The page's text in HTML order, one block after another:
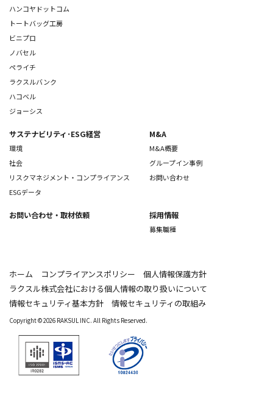
ハンコヤドットコム
トートバッグ工房
ビニプロ
ノバセル
ペライチ
ラクスルバンク
ハコベル
ジョーシス
サステナビリティ･ESG経営
環境
社会
リスクマネジメント・コンプライアンス
ESGデータ
M&A
M&A概要
グループイン事例
お問い合わせ
お問い合わせ ・取材依頼 採用情報
募集職種
ホーム コンプライアンスポリシー
個人情報保護方針
ラクスル株式会社における個人情報の取り扱いについて
情報セキュリティ基本方針
情報セキュリティの取組み
Copyright © 2026 RAKSUL INC. All Rights Reserved.